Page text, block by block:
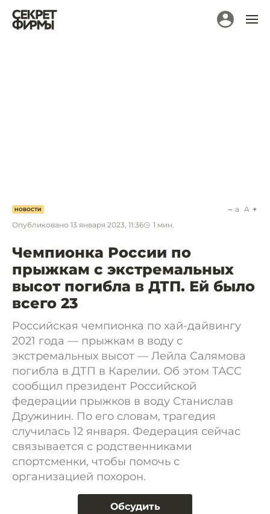
НОВОСТИ
Опубликовано 13 января 2023, 11:36 1 мин.
a A
Чемпионка России по
прыжкам с экстремальных
высот погибла в ДТП. Ей было
всего 23
Российская чемпионка по хай-дайвингу
2021 года — прыжкам в воду с
экстремальных высот — Лейла Салямова
погибла в ДТП в Карелии. Об этом ТАСС
сообщил президент Российской
федерации прыжков в воду Станислав
Дружинин. По его словам, трагедия
случилась 12 января. Федерация сейчас
связывается с родственниками
спортсменки, чтобы помочь с
организацией похорон.
Обсудить